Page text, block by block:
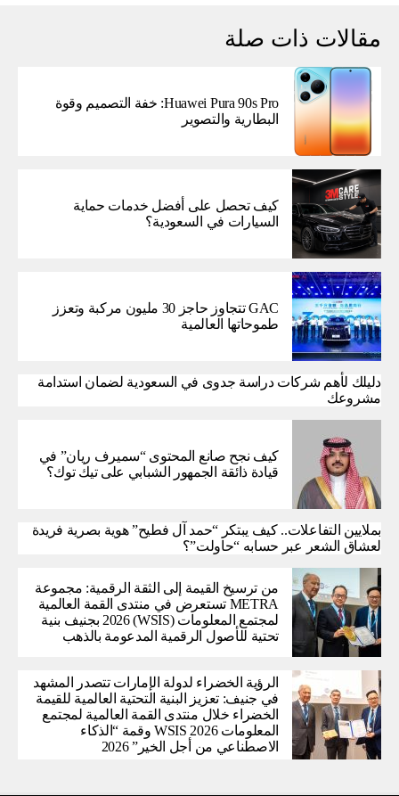
مقالات ذات صلة
Huawei Pura 90s Pro: خفة التصميم وقوة
البطارية والتصوير
كيف تحصل على أفضل خدمات حماية
السيارات في السعودية؟
GAC تتجاوز حاجز 30 مليون مركبة وتعزز
طموحاتها العالمية
دليلك لأهم شركات دراسة جدوى في السعودية لضمان استدامة
مشروعك
كيف نجح صانع المحتوى “سميرف ريان” في
قيادة ذائقة الجمهور الشبابي على تيك توك؟
بملايين التفاعلات.. كيف يبتكر “حمد آل فطيح” هوية بصرية فريدة
لعشاق الشعر عبر حسابه “حاولت”؟
من ترسيخ القيمة إلى الثقة الرقمية: مجموعة
METRA تستعرض في منتدى القمة العالمية
لمجتمع المعلومات (WSIS) 2026 بجنيف بنية
تحتية للأصول الرقمية المدعومة بالذهب
الرؤية الخضراء لدولة الإمارات تتصدر المشهد
في جنيف: تعزيز البنية التحتية العالمية للقيمة
الخضراء خلال منتدى القمة العالمية لمجتمع
المعلومات WSIS 2026 وقمة “الذكاء
الاصطناعي من أجل الخير” 2026